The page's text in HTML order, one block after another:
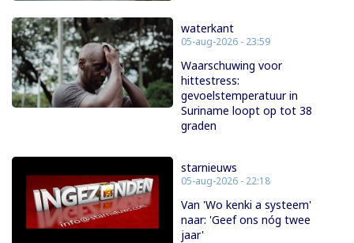
waterkant
05-aug-2026 - 23:59
Waarschuwing voor
hittestress:
gevoelstemperatuur in
Suriname loopt op tot 38
graden
starnieuws
05-aug-2026 - 22:18
Van 'Wo kenki a systeem'
naar: 'Geef ons nóg twee
jaar'